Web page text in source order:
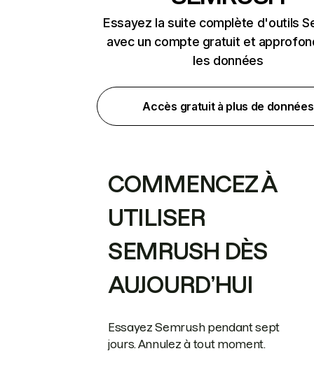
Essayez la suite complète d'outils
avec un compte gratuit et
les données
Accès gratuit à plus de données
COMMENCEZ À
UTILISER
SEMRUSH DÈS
AUJOURD’HUI
Essayez Semrush pendant sept
jours. Annulez à tout moment.